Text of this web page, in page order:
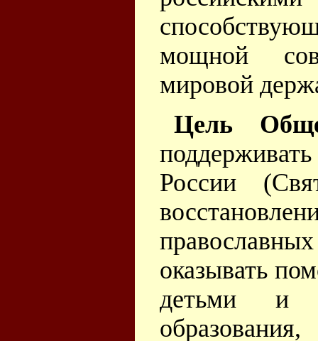
мощной
мировой
Цель
России
оказывать
детьми и